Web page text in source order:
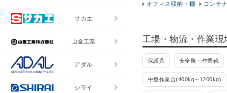
オフィス収納・棚
コンテ
工場・物流・作業
保護具 安全靴・作業靴
中量作業台(400kg～1200kg)
サカエ
山金工業
アダル
シライ